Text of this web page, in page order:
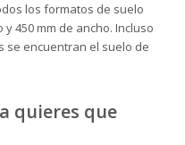
los formatos de suelo
450 mm de ancho. Incluso
se encuentran el suelo de
quieres que